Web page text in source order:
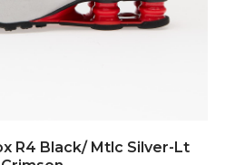
R4 Black/ Mtlc Silver-Lt